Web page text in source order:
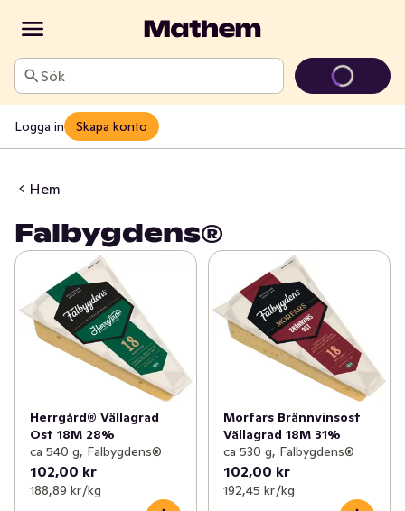
Sök
Logga in Skapa konto
Hem
Falbygdens®
Herrgård® Vällagrad
Ost 18M 28%
ca 540 g, Falbygdens®
102,00 kr
188,89 kr /kg
Morfars Brännvinsost
Vällagrad 18M 31%
ca 530 g, Falbygdens®
102,00 kr
192,45 kr /kg